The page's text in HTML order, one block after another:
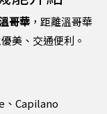
哥華 ，距離溫哥華
美、交通便利。
、Capilano